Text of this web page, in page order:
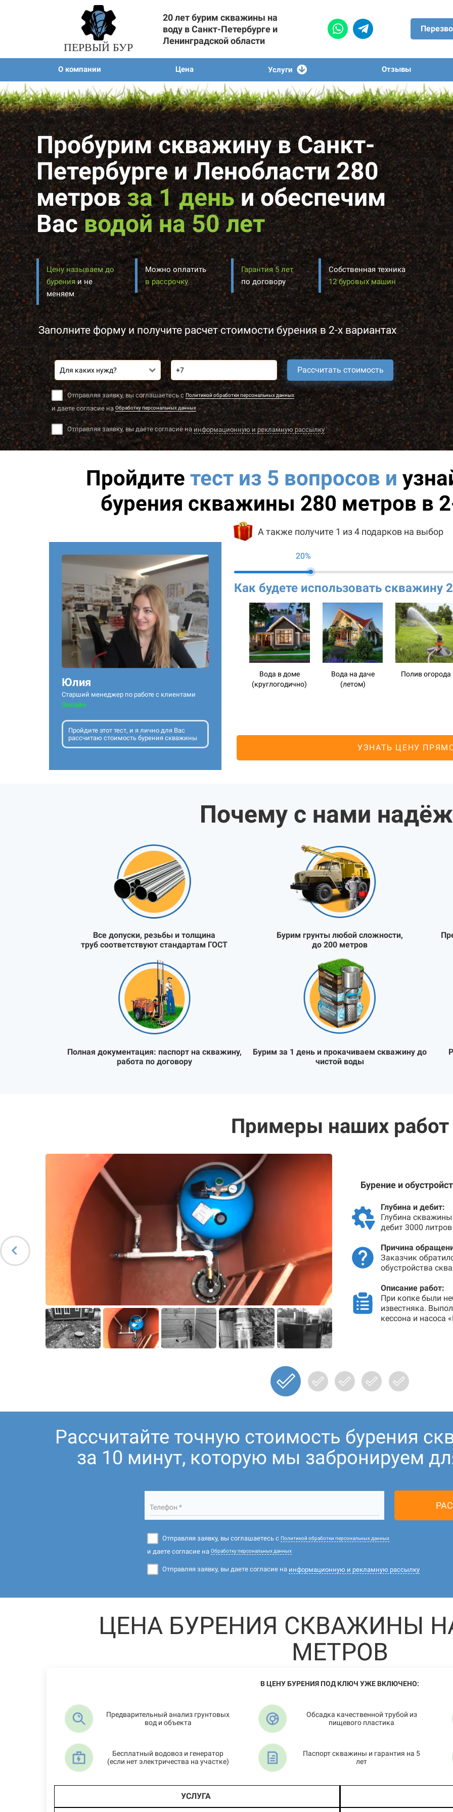
ПЕРВЫЙ БУР
20 лет бурим скважины на
воду в Санкт-Петербурге и
Ленинградской области
О компании Цена Услуги Отзывы
Пробурим скважину в Санкт-
Петербурге и Ленобласти 280
метров за 1 день и обеспечим
Васводой на 50 лет
Цену называем до
бурения и не
меняем
Собственная техника
12 буровых машин
Гарантия 5 лет
по договору
Для каких нужд? Рассчитать стоимость
Отправляя заявку, вы соглашаетесь с Политикой обработки персональных данных
и даете согласие на Обработку персональных данных
Отправляя заявку, вы даете согласие на информационную и рекламную рассылку
Можно оплатить
в рассрочку
Заполните форму и получите расчет стоимости бурения в 2-х вариантах
Пройдите тест из 5 вопросов и
бурения скважины 280 метров в
А также получите 1 из 4 подарков на выбор
Юлия
Старший менеджер по работе с клиентами
Онлайн
Пройдите этот тест, и я лично для Вас
рассчитаю стоимость бурения скважины
20%
Как будете использовать скважину
Вода в доме
(круглогодично)
Вода на даче
(летом)
Полив огорода
УЗНАТЬ ЦЕНУ
Почему с нами
Все допуски, резьбы и толщина
труб соответствуют стандартам ГОСТ
Бурим грунты любой сложности,
до 200 метров
Полная документация: паспорт на скважину,
работа по договору
Бурим за 1 день и прокачиваем скважину до
чистой воды
Примеры наших работ
Бурение и
Глубина и дебит:
Глубина
дебит 3000
Причина
Заказчик
обустройства
Описание работ:
При копке были
известняка.
кессона и насоса
Рассчитайте точную стоимость бурения
за 10 минут, которую мы забронируем
Телефон *
Отправляя заявку, вы соглашаетесь с Политикой обработки персональных данных
и даете согласие на Обработку персональных данных
Отправляя заявку, вы даете согласие на информационную и рекламную рассылку
ЦЕНА БУРЕНИЯ СКВАЖИНЫ
МЕТРОВ
В ЦЕНУ БУРЕНИЯ ПОД КЛЮЧ УЖЕ ВКЛЮЧЕНО:
Предварительный анализ грунтовых
вод и объекта
Бесплатный водовоз и генератор
(если нет электричества на участке)
Обсадка качественной трубой из
пищевого пластика
Паспорт скважины и гарантия на 5
лет
УСЛУГА